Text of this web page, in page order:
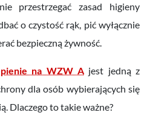
przestrzegać zasad higieny
o czystość rąk, pić wyłącznie
bezpieczną żywność.
na WZW A jest jedną z
dla osób wybierających się
Dlaczego to takie ważne?